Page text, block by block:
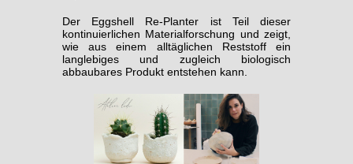
Der Eggshell Re-Planter ist Teil dieser
kontinuierlichen Materialforschung und zeigt,
wie aus einem alltäglichen Reststoff ein
langlebiges und zugleich biologisch
abbaubares Produkt entstehen kann.